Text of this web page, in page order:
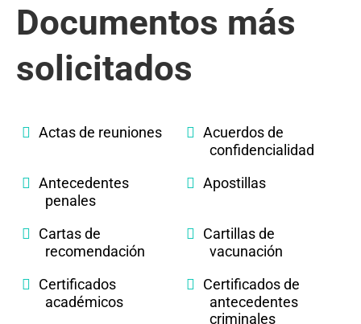
Documentos más
solicitados
Actas de reuniones
Acuerdos de
confidencialidad
Antecedentes
penales
Apostillas
Cartas de
recomendación
Cartillas de
vacunación
Certificados
académicos
Certificados de
antecedentes
criminales